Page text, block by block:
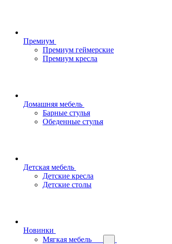
Премиум
Премиум геймерские
Премиум кресла
Домашняя мебель
Барные стулья
Обеденные стулья
Детская мебель
Детские кресла
Детские столы
Новинки
Мягкая мебель